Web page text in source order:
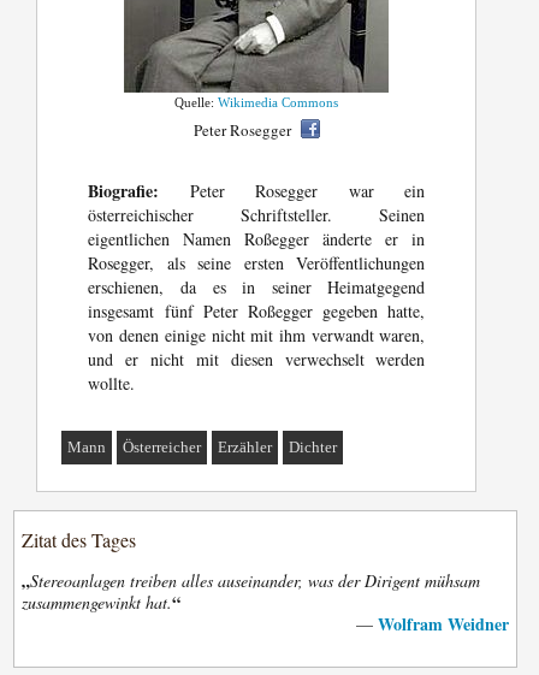
Quelle:Wikimedia Commons
Peter Rosegger
Biografie: Peter Rosegger war ein
österreichischer Schriftsteller. Seinen
eigentlichen Namen Roßegger änderte er in
Rosegger, als seine ersten Veröffentlichungen
erschienen, da es in seiner Heimatgegend
insgesamt fünf Peter Roßegger gegeben hatte,
von denen einige nicht mit ihm verwandt waren,
und er nicht mit diesen verwechselt werden
wollte.
Mann Österreicher Erzähler Dichter
Zitat des Tages
„Stereoanlagen treiben alles auseinander, was der Dirigent mühsam
zusammengewinkt hat.“
— Wolfram Weidner